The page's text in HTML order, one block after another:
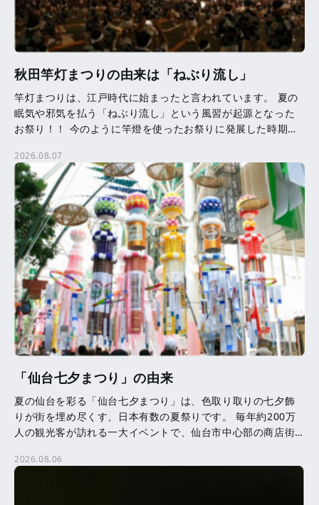
秋田竿灯まつりの由来は「ねぶり流し」
竿灯まつりは、江戸時代に始まったと言われています。 夏の
眠気や邪気を払う「ねぶり流し」という風習が起源となった
お祭り！！ 今のように竿燈を使ったお祭りに発展した時期等
[…]
2026.08.07
「仙台七夕まつり」の由来
夏の仙台を彩る「仙台七夕まつり」は、色取り取りの七夕飾
りが街を埋め尽くす、日本有数の夏祭りです。 毎年約200万
人の観光客が訪れる一大イベントで、仙台市中心部の商店街
2026.08.06